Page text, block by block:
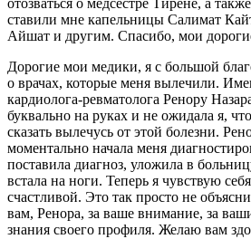
ставили мне капельницы Салимат
Айшат и другим. Спасибо, мои
Дорогие мои медики, я с большой
о врачах, которые меня вылечили.
кардиолога-ревматолога Ренору
буквально на руках и не ожидала я,
сказать вылечусь от этой болезни.
моментально начала меня
поставила диагноз, уложила в
встала на ноги. Теперь я чувствую
счастливой. Это так просто не
вам, Ренора, за ваше внимание, за
знания своего профиля. Желаю вам